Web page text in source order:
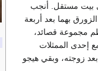
بيت مستقل. أنجب
بهما بعد أربعة
مجموعة قصائد،
إحدى الممثلات
زوجته، وبقي هيجو